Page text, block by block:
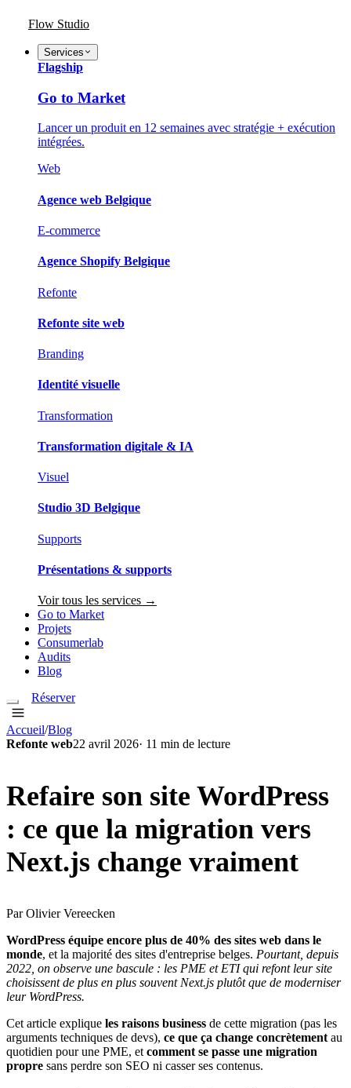
Flow Studio
Services
Flagship
Go to Market
Lancer un produit en 12 semaines avec stratégie + exécution
intégrées.
Web
Agence web Belgique
E-commerce
Agence Shopify Belgique
Refonte
Refonte site web
Branding
Identité visuelle
Transformation
Transformation digitale & IA
Visuel
Studio 3D Belgique
Supports
Présentations & supports
Voir tous les services →
Go to Market
Projets
Consumerlab
Audits
Blog
Réserver
Accueil/Blog
Refonte web22 avril 2026· 11 min de lecture
Refaire son site WordPress
: ce que la migration vers
Next.js change vraiment
ParOlivier Vereecken
WordPress équipe encore plus de 40% des sites web dans le
monde, et la majorité des sites d'entreprise belges. Pourtant, depuis
2022, on observe une bascule : les PME et ETI qui refont leur site
choisissent de plus en plus souvent Next.js plutôt que de moderniser
leur WordPress.
Cet article explique les raisons business de cette migration (pas les
arguments techniques de devs), ce que ça change concrètement au
quotidien pour une PME, et comment se passe une migration
propre sans perdre son SEO ni casser ses contenus.